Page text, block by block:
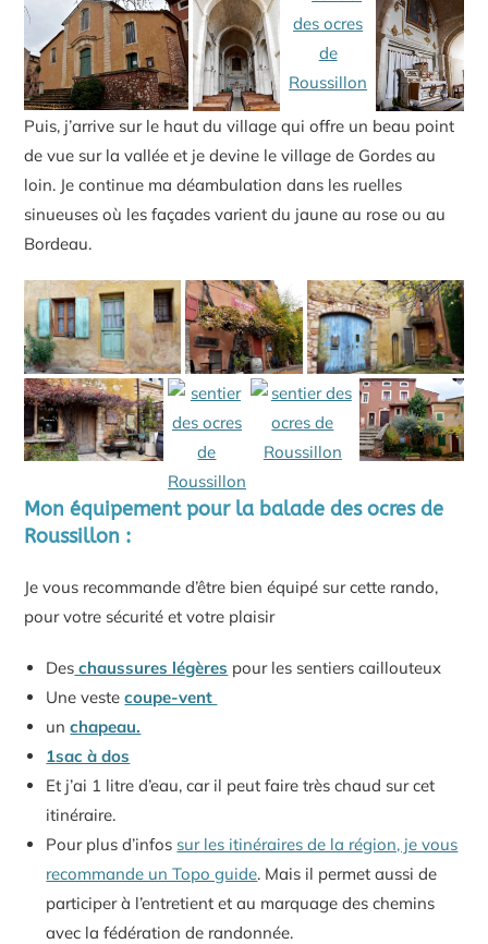
Puis, j’arrive sur le haut du village qui offre un beau point
de vue sur la vallée et je devine le village de Gordes au
loin. Je continue ma déambulation dans les ruelles
sinueuses où les façades varient du jaune au rose ou au
Bordeau.
Mon équipement pour la balade des ocres de
Roussillon :
Je vous recommande d’être bien équipé sur cette rando,
pour votre sécurité et votre plaisir
Des chaussures légères pour les sentiers caillouteux
Une vestecoupe-vent
unchapeau.
1sac à dos
Et j’ai 1 litre d’eau, car il peut faire très chaud sur cet
itinéraire.
Pour plus d’infos sur les itinéraires de la région, je vous
recommande un Topo guide. Mais il permet aussi de
participer à l’entretient et au marquage des chemins
avec la fédération de randonnée.